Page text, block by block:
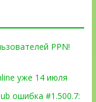
PPN!
уже 14 июля
ошибка #1.500.7: